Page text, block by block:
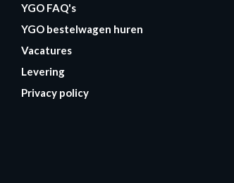
YGO FAQ's
YGO bestelwagen huren
Vacatures
Levering
Privacy policy